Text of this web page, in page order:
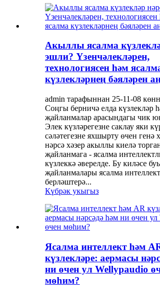
Акыллы ясалма
эшли? Үзенчәлекләрен,
технологиясен һәм
күзлекләрнең бәяләрен
admin тарафыннан 25-11-08
Соңгы берничә елда күзлекләр
җайланмалар арасындагы чик
Элек күзләрегезне саклау яки
сәләтегезне яхшырту өчен генә
нәрсә хәзер акыллы киелә
җайланмага - ясалма
күзлеккә әверелде. Бу киләсе
җайланмалары ясалма
берләштерә...
Күбрәк укыгыз
Ясалма интеллект һәм
күзлекләре: аермасы
ни өчен ул Wellypaudio
мөһим?